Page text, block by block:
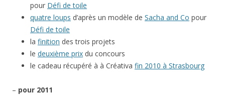
pour Défi de toile
quatre loups d’après un modèle de Sacha and Co pour
Défi de toile
la finition des trois projets
le deuxième prix du concours
le cadeau récupéré à à Créativa fin 2010 à Strasbourg
– pour 2011